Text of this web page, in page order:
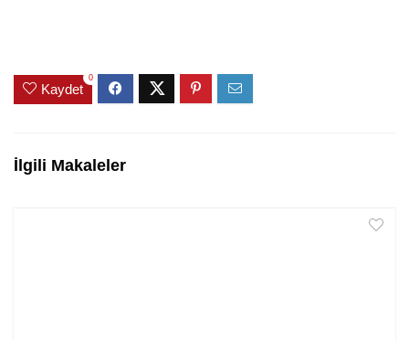
Kaydet
0
İlgili Makaleler